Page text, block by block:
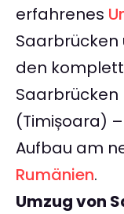
erfahrenes
den
(Timișoara)
Aufbau am
Rumänien.
Umzug von